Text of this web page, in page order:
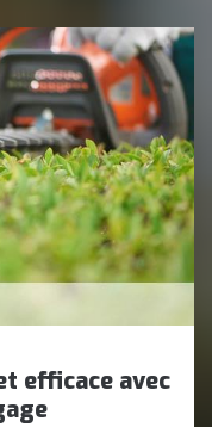
efficace avec